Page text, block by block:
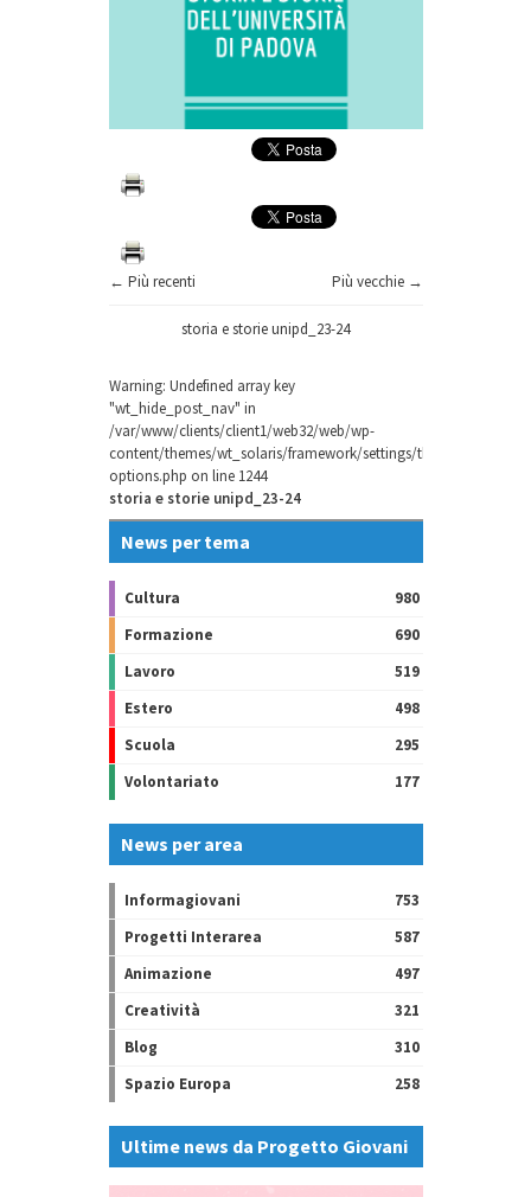
← Più recenti Più vecchie →
storia e storie unipd_23-24
Warning: Undefined array key
"wt_hide_post_nav" in
/var/www/clients/client1/web32/web/wp-
content/themes/wt_solaris/framework/settings/theme-
options.php on line 1244
storia e storie unipd_23-24
News per tema
Cultura
980
Formazione
690
Lavoro
519
Estero
498
Scuola
295
Volontariato
177
News per area
Informagiovani
753
Progetti Interarea
587
Animazione
497
Creatività
321
Blog
310
Spazio Europa
258
Ultime news da Progetto Giovani